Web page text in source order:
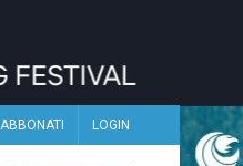
ABBONATI LOGIN